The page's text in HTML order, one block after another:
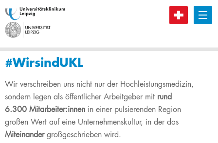
B
#WirsindUKL
​​​​​​​​​​​​​​​​​​​​​​​​​​​​​​​​​​​​​​​​​​Wir verschreiben uns nicht nur der Hochleistungsmedizin,
sondern legen als öffentlicher Arbeitgeber mit rund
6.300 Mitarbeiter:innen in einer pulsierenden Region
großen Wert auf eine Unternehmenskultur, in der das
Miteinandergroßgeschrieben wird.